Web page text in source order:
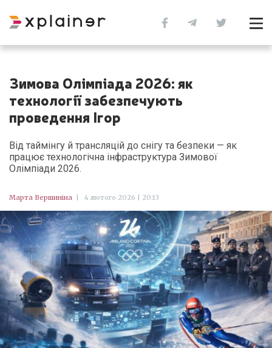
Зимова Олімпіада 2026: як
технології забезпечують
проведення Ігор
Від таймінгу й трансляцій до снігу та безпеки — як
працює технологічна інфраструктура Зимової
Олімпіади 2026.
Марта Вершиніна 4 лютого 2026 | 20:13